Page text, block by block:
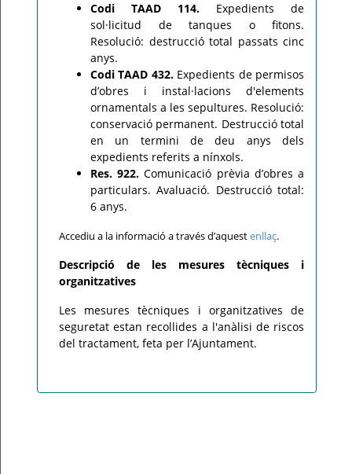
Codi TAAD 114. Expedients de
sol·licitud de tanques o fitons.
Resolució: destrucció total passats cinc
anys.
Codi TAAD 432.Expedients de permisos
d’obres i instal·lacions d'elements
ornamentals a les sepultures. Resolució:
conservació permanent. Destrucció total
en un termini de deu anys dels
expedients referits a nínxols.
Res. 922. Comunicació prèvia d’obres a
particulars. Avaluació. Destrucció total:
6 anys.
Accediu a la informació a través d’aquestenllaç.
Descripció de les mesures tècniques i
organitzatives
Les mesures tècniques i organitzatives de
seguretat estan recollides a l'anàlisi de riscos
del tractament, feta per l’Ajuntament.